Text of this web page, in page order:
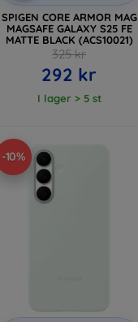
SPIGEN CORE ARMOR MAG
MAGSAFE GALAXY S25 FE
MATTE BLACK (ACS10021)
325 kr
292 kr
I lager > 5 st
-10%